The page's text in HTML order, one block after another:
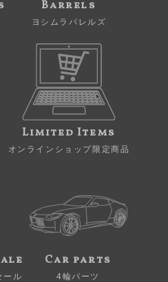
Barrels
ヨシムラバレルズ
Limited Items
オンラインショップ限定商品
ール
Car parts
4輪パーツ